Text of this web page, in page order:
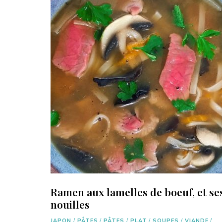
Ramen aux lamelles de boeuf, et
nouilles